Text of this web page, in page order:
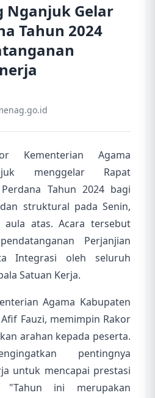
Nganjuk Gelar
Tahun 2024
Kementerian Agama
menggelar Rapat
Tahun 2024 bagi
struktural pada Senin,
aula atas. Acara tersebut
Perjanjian
Integrasi oleh seluruh
Satuan Kerja.
Agama Kabupaten
Fauzi, memimpin Rakor
arahan kepada peserta.
pentingnya
untuk mencapai prestasi
ini merupakan